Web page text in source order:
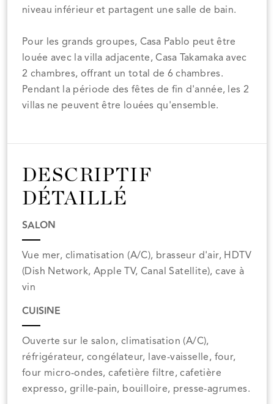
niveau inférieur et partagent une salle de bain.
Pour les grands groupes, Casa Pablo peut être
louée avec la villa adjacente, Casa Takamaka avec
2 chambres, offrant un total de 6 chambres.
Pendant la période des fêtes de fin d'année, les 2
villas ne peuvent être louées qu'ensemble.
DESCRIPTIF
DÉTAILLÉ
SALON
Vue mer, climatisation (A/C), brasseur d'air, HDTV
(Dish Network, Apple TV, Canal Satellite), cave à
vin
CUISINE
Ouverte sur le salon, climatisation (A/C),
réfrigérateur, congélateur, lave-vaisselle, four,
four micro-ondes, cafetière filtre, cafetière
expresso, grille-pain, bouilloire, presse-agrumes.